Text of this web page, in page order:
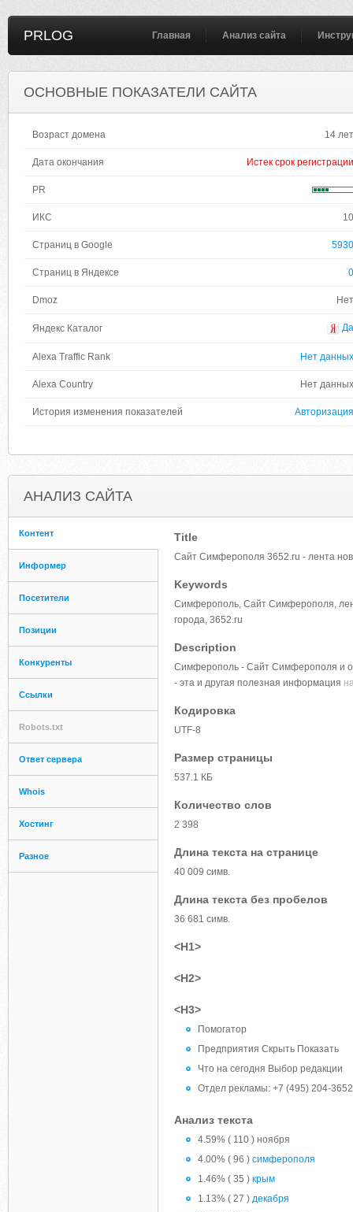
PRLOG Главная Анализ сайта
ОСНОВНЫЕ ПОКАЗАТЕЛИ САЙТА
Возраст домена 14 лет
Дата окончания Истек срок регистрации
PR
ИКС 10
Страниц в Google 5930
Страниц в Яндексе 0
Dmoz Нет
Яндекс Каталог Да
Alexa Traffic Rank Нет данных
Alexa Country Нет данных
История изменения показателей Авторизация
АНАЛИЗ САЙТА
Контент
Информер
Посетители
Позиции
Конкуренты
Ссылки
Robots.txt
Ответ сервера
Whois
Хостинг
Разное
Title
Сайт Симферополя 3652.ru - лента
Keywords
Симферополь, Сайт Симферополя,
города, 3652.ru
Description
Симферополь - Сайт Симферополя и
- эта и другая полезная информация
Кодировка
UTF-8
Размер страницы
537.1 КБ
Количество слов
2 398
Длина текста на странице
40 009 симв.
Длина текста без пробелов
36 681 симв.
<H1>
<H2>
<H3>
Помогатор
Предприятия Скрыть Показать
Что на сегодня Выбор редакции
Отдел рекламы: +7 (495) 204-
Анализ текста
4.59% ( 110 ) ноября
4.00% ( 96 ) симферополя
1.46% ( 35 ) крым
1.13% ( 27 ) декабря